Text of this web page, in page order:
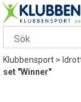
Klubbensport>
set "Winner"